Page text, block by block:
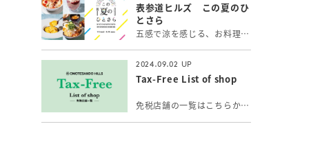
表参道ヒルズ この夏のひ
とさら
五感で涼を感じる、お料理とスイーツ＆ドリンク。表参道で出会う、夏の「ひとさら」をお楽しみください。
2024.09.02
Tax-Free List of shop
免税店舗の一覧はこちらからご覧いただけます。